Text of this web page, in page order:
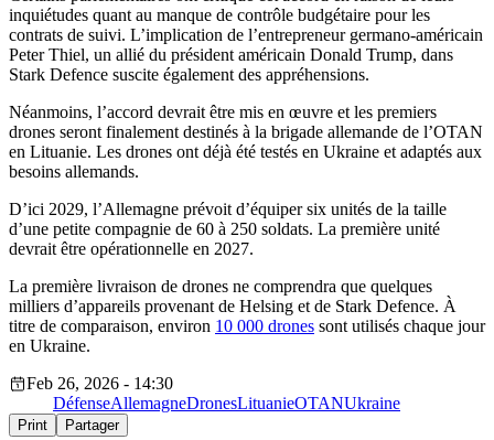
inquiétudes quant au manque de contrôle budgétaire pour les
contrats de suivi. L’implication de l’entrepreneur germano-américain
Peter Thiel, un allié du président américain Donald Trump, dans
Stark Defence suscite également des appréhensions.
Néanmoins, l’accord devrait être mis en œuvre et les premiers
drones seront finalement destinés à la brigade allemande de l’OTAN
en Lituanie. Les drones ont déjà été testés en Ukraine et adaptés aux
besoins allemands.
D’ici 2029, l’Allemagne prévoit d’équiper six unités de la taille
d’une petite compagnie de 60 à 250 soldats. La première unité
devrait être opérationnelle en 2027.
La première livraison de drones ne comprendra que quelques
milliers d’appareils provenant de Helsing et de Stark Defence. À
titre de comparaison, environ 10 000 drones sont utilisés chaque jour
en Ukraine.
Feb 26, 2026 - 14:30
DéfenseAllemagneDronesLituanieOTANUkraine
Print Partager